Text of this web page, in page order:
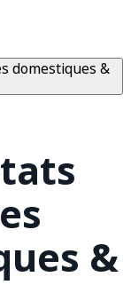
domestiques &
&